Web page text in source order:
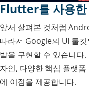
Flutter를 사용한
앞서 살펴본 것처럼
따라서 Google의 UI 툴
발을 구현할 수 있습니다
자인, 다양한 핵심 플랫
에 이점을 제공합니다.